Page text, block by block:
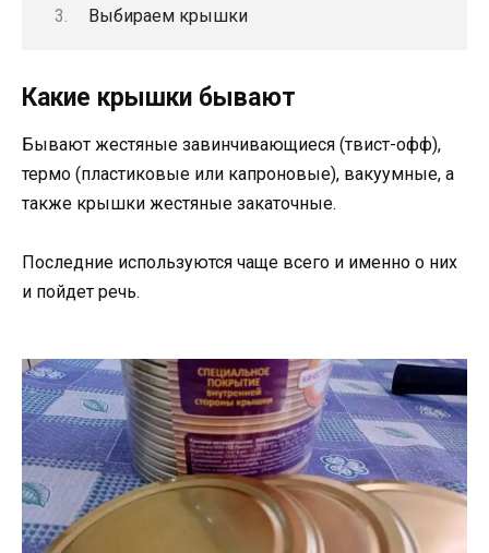
Выбираем крышки
Какие крышки бывают
Бывают жестяные завинчивающиеся (твист-офф),
термо (пластиковые или капроновые), вакуумные, а
также крышки жестяные закаточные.
Последние используются чаще всего и именно о них
и пойдет речь.